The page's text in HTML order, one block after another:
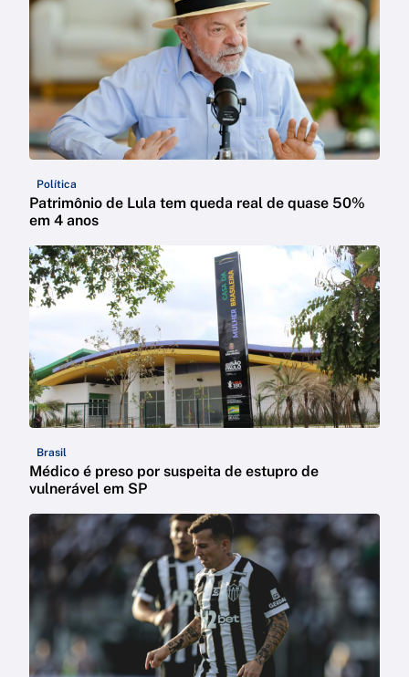
Política
Patrimônio de Lula tem queda real de quase 50%
em 4 anos
Brasil
Médico é preso por suspeita de estupro de
vulnerável em SP